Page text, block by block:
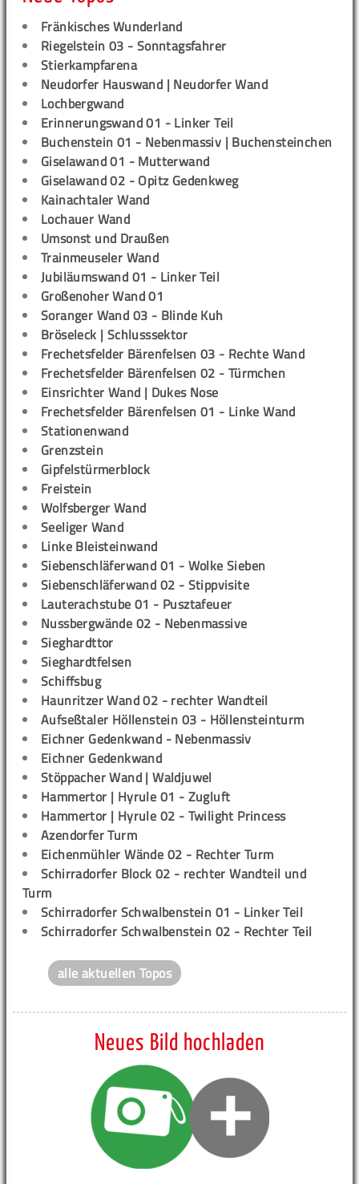
Fränkisches Wunderland
Riegelstein 03 - Sonntagsfahrer
Stierkampfarena
Neudorfer Hauswand | Neudorfer Wand
Lochbergwand
Erinnerungswand 01 - Linker Teil
Buchenstein 01 - Nebenmassiv | Buchensteinchen
Giselawand 01 - Mutterwand
Giselawand 02 - Opitz Gedenkweg
Kainachtaler Wand
Lochauer Wand
Umsonst und Draußen
Trainmeuseler Wand
Jubiläumswand 01 - Linker Teil
Großenoher Wand 01
Soranger Wand 03 - Blinde Kuh
Bröseleck | Schlusssektor
Frechetsfelder Bärenfelsen 03 - Rechte Wand
Frechetsfelder Bärenfelsen 02 - Türmchen
Einsrichter Wand | Dukes Nose
Frechetsfelder Bärenfelsen 01 - Linke Wand
Stationenwand
Grenzstein
Gipfelstürmerblock
Freistein
Wolfsberger Wand
Seeliger Wand
Linke Bleisteinwand
Siebenschläferwand 01 - Wolke Sieben
Siebenschläferwand 02 - Stippvisite
Lauterachstube 01 - Pusztafeuer
Nussbergwände 02 - Nebenmassive
Sieghardttor
Sieghardtfelsen
Schiffsbug
Haunritzer Wand 02 - rechter Wandteil
Aufseßtaler Höllenstein 03 - Höllensteinturm
Eichner Gedenkwand - Nebenmassiv
Eichner Gedenkwand
Stöppacher Wand | Waldjuwel
Hammertor | Hyrule 01 - Zugluft
Hammertor | Hyrule 02 - Twilight Princess
Azendorfer Turm
Eichenmühler Wände 02 - Rechter Turm
Schirradorfer Block 02 - rechter Wandteil und
Turm
Schirradorfer Schwalbenstein 01 - Linker Teil
Schirradorfer Schwalbenstein 02 - Rechter Teil
alle aktuellen Topos
Neues Bild hochladen